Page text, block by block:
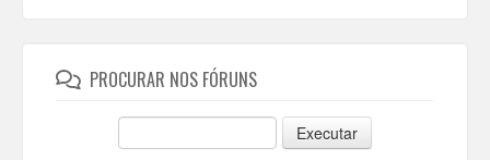
PROCURAR NOS FÓRUNS
Executar